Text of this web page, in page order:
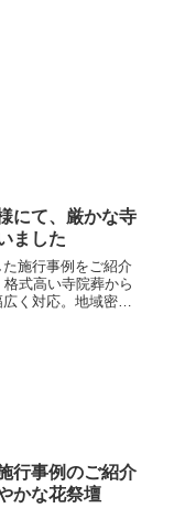
にて、厳かな寺
ました
施行事例をご紹介
式高い寺院葬から
く対応。地域密着
行事例のご紹介
かな花祭壇